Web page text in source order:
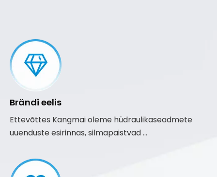
Brändi eelis
Ettevõttes Kangmai oleme hüdraulikaseadmete
uuenduste esirinnas, silmapaistvad ...